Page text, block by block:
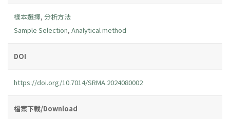
樣本選擇, 分析方法
Sample Selection, Analytical method
DOI
https://doi.org/10.7014/SRMA.2024080002
檔案下載/Download